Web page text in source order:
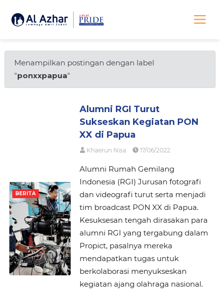
Menampilkan postingan dengan label
"ponxxpapua"
BERITA
Alumni RGI Turut
Sukseskan Kegiatan PON
XX di Papua
Khaerun Nisa 17/06/2022
Alumni Rumah Gemilang
Indonesia (RGI) Jurusan fotografi
dan videografi turut serta menjadi
tim broadcast PON XX di Papua.
Kesuksesan tengah dirasakan para
alumni RGI yang tergabung dalam
Propict, pasalnya mereka
mendapatkan tugas untuk
berkolaborasi menyukseskan
kegiatan ajang olahraga nasional.